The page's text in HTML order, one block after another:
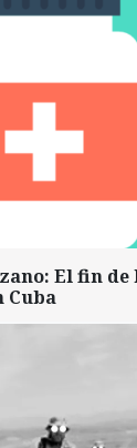
El fin de
Cuba